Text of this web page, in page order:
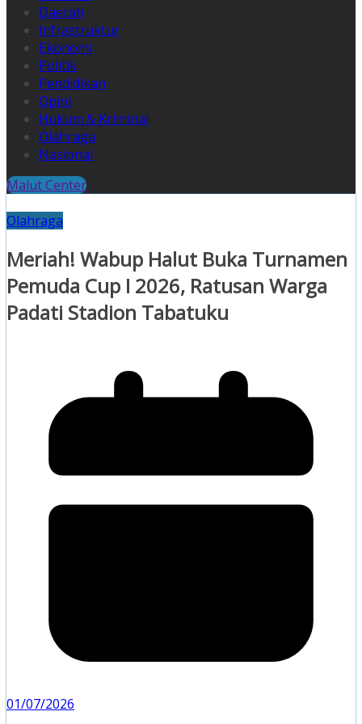
Daerah
Infrastruktur
Ekonomi
Politik
Pendidikan
Opini
Hukum & Kriminal
Olahraga
Nasional
Malut Center
Olahraga
Meriah! Wabup Halut Buka Turnamen
Pemuda Cup I 2026, Ratusan Warga
Padati Stadion Tabatuku
01/07/2026